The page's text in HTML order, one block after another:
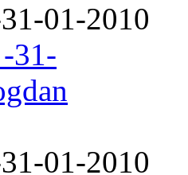
01-2010
01-2010